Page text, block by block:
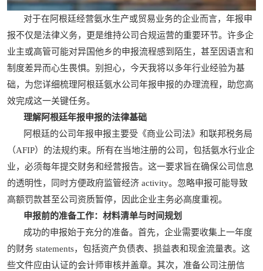
对于在阿根廷经营氨水生产或贸易业务的企业而言，年报申
报不仅是法律义务，更是维持公司合规运营的重要环节。许多企
业主或高管可能对异国他乡的申报流程感到陌生，甚至因语言和
制度差异而心生畏惧。别担心，今天我将以多年行业经验为基
础，为您详细梳理阿根廷氨水公司年报申报的办理流程，助您高
效完成这一关键任务。
理解阿根廷年报申报的法律基础
阿根廷的公司年报申报主要受《商业公司法》和联邦税务局
（AFIP）的法规约束。所有在当地注册的公司，包括氨水行业企
业，必须每年提交财务和经营报告。这一要求旨在确保公司信息
的透明性，同时方便政府监管经济 activity。忽略申报可能导致
高额罚款甚至公司资质暂停，因此企业主务必高度重视。
申报前的准备工作：材料清单与时间规划
成功的申报始于充分的准备。首先，企业需要收集上一年度
的财务 statements，包括资产负债表、损益表和现金流量表。这
些文件应由认证的会计师审核并盖章。其次，准备公司注册信